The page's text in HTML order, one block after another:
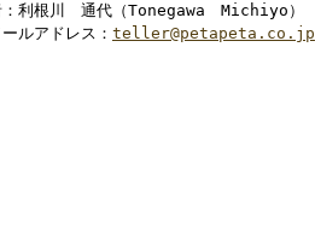
：利根川 通代（Tonegawa Michiyo）
ルアドレス： teller@petapeta.co.jp